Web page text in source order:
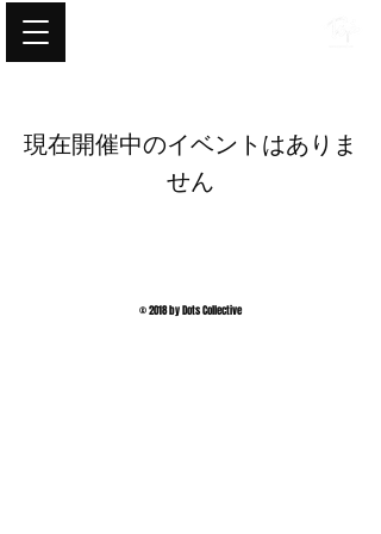
現在開催中のイベントはありま
せん
© 2018 by Dots Collective